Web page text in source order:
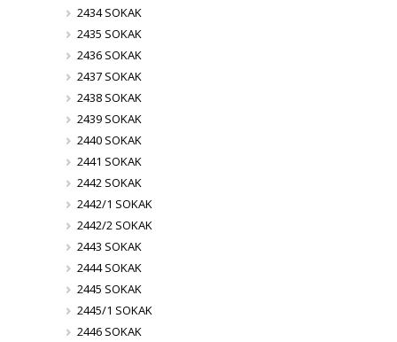
2434 SOKAK
2435 SOKAK
2436 SOKAK
2437 SOKAK
2438 SOKAK
2439 SOKAK
2440 SOKAK
2441 SOKAK
2442 SOKAK
2442/1 SOKAK
2442/2 SOKAK
2443 SOKAK
2444 SOKAK
2445 SOKAK
2445/1 SOKAK
2446 SOKAK